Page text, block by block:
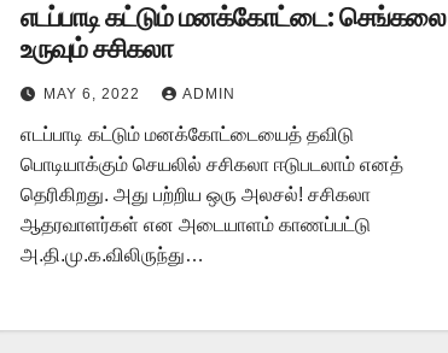
எடப்பாடி கட்டும் மனக்கோட்டை: செங்கலை
உருவும் சசிகலா
MAY 6, 2022 ADMIN
எடப்பாடி கட்டும் மனக்கோட்டையைத் தவிடு
பொடியாக்கும் செயலில் சசிகலா ஈடுபடலாம் எனத்
தெரிகிறது. அது பற்றிய ஒரு அலசல்! சசிகலா
ஆதரவாளர்கள் என அடையாளம் காணப்பட்டு
அ.தி.மு.க.விலிருந்து…